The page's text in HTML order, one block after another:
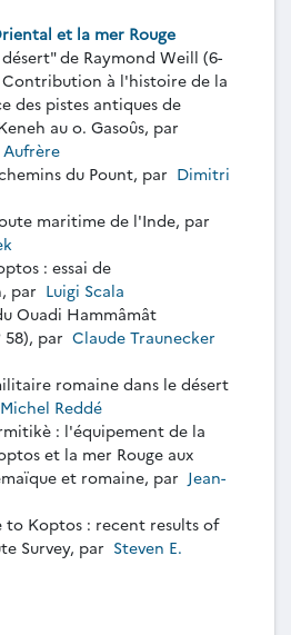
et la mer Rouge
de Raymond Weill (6-
Contribution à l'histoire de la
des pistes antiques de
au o. Gasoûs, par
Aufrère
du Pount, par Dimitri
maritime de l'Inde, par
: essai de
par Luigi Scala
Ouadi Hammâmât
par Claude Traunecker
romaine dans le désert
Michel Reddé
: l'équipement de la
et la mer Rouge aux
et romaine, par Jean-
to Koptos : recent results of
Survey, par Steven E.